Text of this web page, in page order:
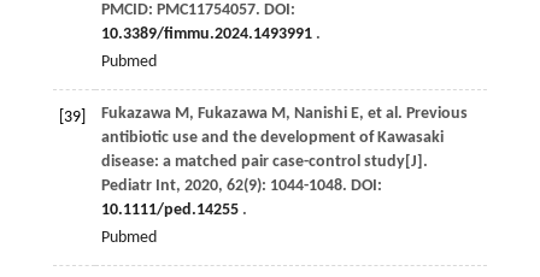
PMCID: PMC11754057. DOI:
10.3389/fimmu.2024.1493991.
Pubmed
[39] Fukazawa M, Fukazawa M, Nanishi E, et al. Previous
antibiotic use and the development of Kawasaki
disease: a matched pair case-control study[J].
Pediatr Int, 2020, 62(9): 1044-1048. DOI:
10.1111/ped.14255.
Pubmed